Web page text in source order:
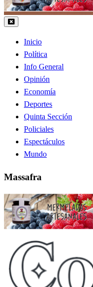
Inicio
Política
Info General
Opinión
Economía
Deportes
Quinta Sección
Policiales
Espectáculos
Mundo
Massafra